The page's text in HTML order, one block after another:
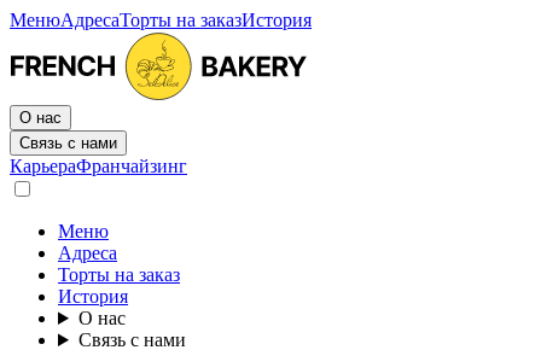
МенюАдресаТорты на заказИстория
О нас
Связь с нами
КарьераФранчайзинг
Меню
Адреса
Торты на заказ
История
О нас
Связь с нами